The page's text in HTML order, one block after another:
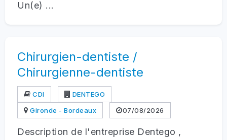
Un(e) ...
Chirurgien-dentiste /
Chirurgienne-dentiste
CDI
DENTEGO
Gironde - Bordeaux
07/08/2026
Description de l'entreprise Dentego ,